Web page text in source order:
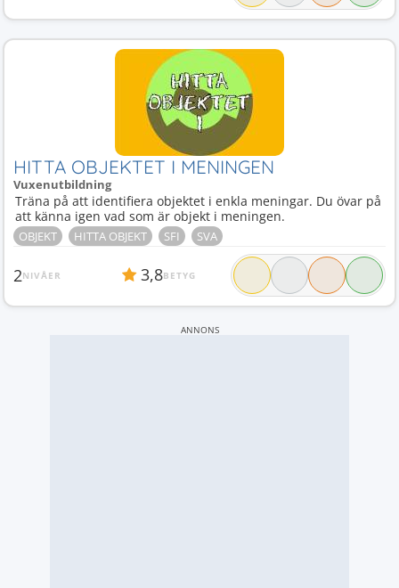
HITTA OBJEKTET I MENINGEN
Vuxenutbildning
Träna på att identifiera objektet i enkla meningar. Du övar på
att känna igen vad som är objekt i meningen.
OBJEKT HITTA OBJEKT SFI SVA
2NIVÅER 3,8BETYG
ANNONS